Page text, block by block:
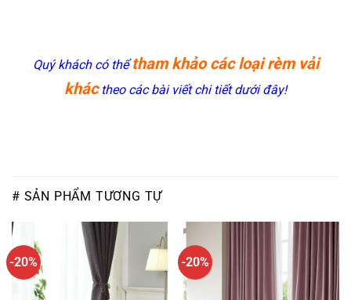
Quý khách có thểtham khảo các loại rèm vải
kháctheo các bài viết chi tiết dưới đây!
# SẢN PHẨM TƯƠNG TỰ
-20% -20%